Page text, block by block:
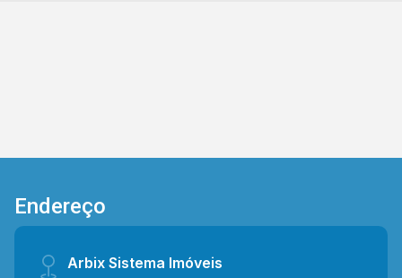
Endereço
Arbix Sistema Imóveis